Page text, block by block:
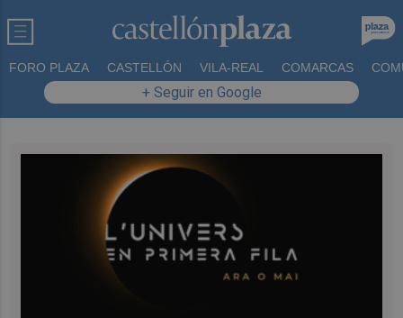
FORO PLAZA CASTELLÓN VILA-REAL COMARCAS
+ Seguir en Google